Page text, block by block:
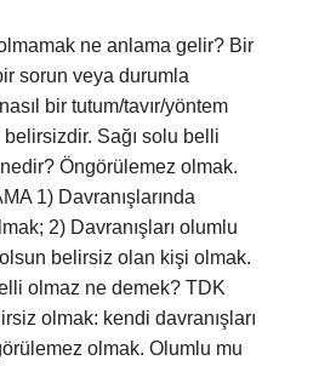
ne anlama gelir? Bir
sorun veya durumla
bir tutum/tavır/yöntem
Sağı solu belli
Öngörülemez olmak.
1) Davranışlarında
2) Davranışları olumlu
belirsiz olan kişi olmak.
olmaz ne demek? TDK
olmak: kendi davranışları
olmak. Olumlu mu